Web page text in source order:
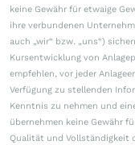
keine Gewähr für etwaige
ihre verbundenen
auch „wir“ bzw. „uns“)
Kursentwicklung von
empfehlen, vor jeder
Verfügung zu stellenden
Kenntnis zu nehmen und
übernehmen keine Gewähr
Qualität und Vollständigkeit